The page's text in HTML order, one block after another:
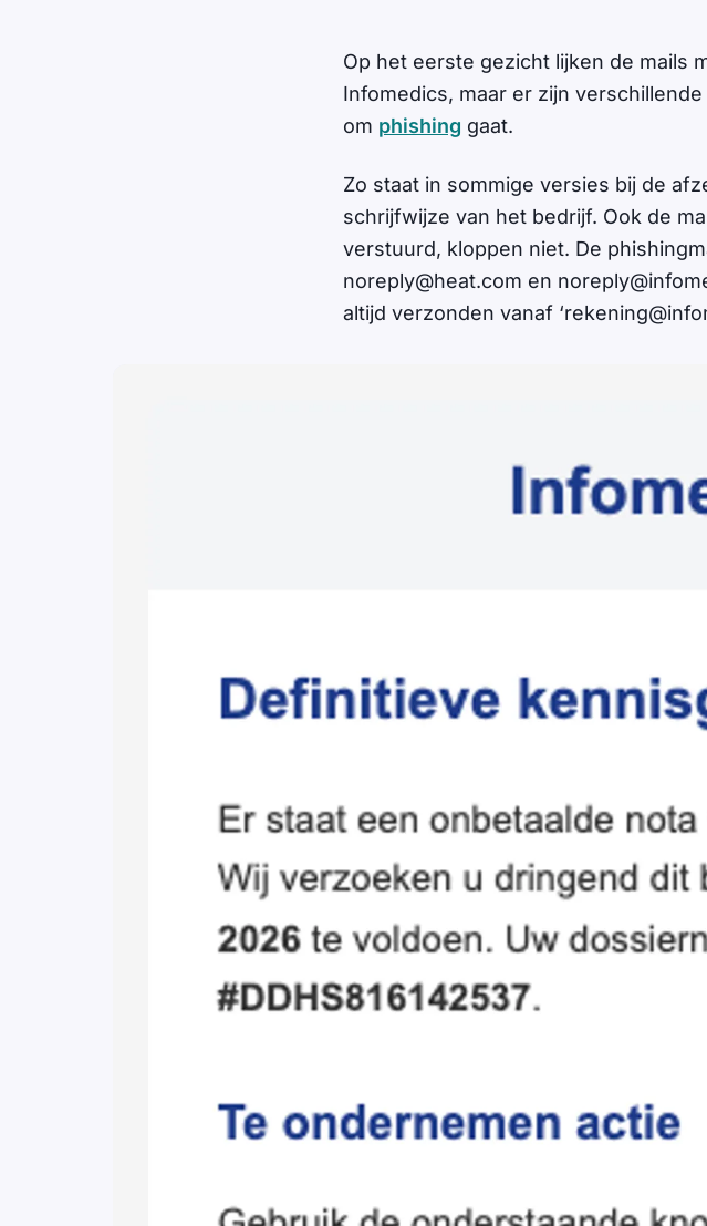
Op het eerste gezicht lijken de mails
Infomedics, maar er zijn
om phishing gaat.
Zo staat in sommige versies bij de
schrijfwijze van het bedrijf. Ook de
verstuurd, kloppen niet. De
noreply@heat.com en
altijd verzonden vanaf ‘